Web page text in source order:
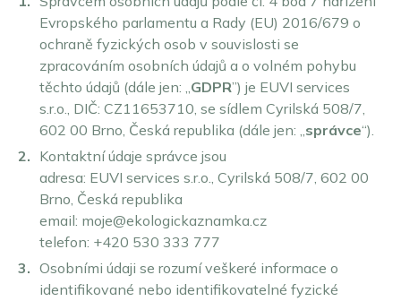
Objednat Umweltplakette
Augsburg
Berlín
Bonn
Brémy
Cáchy
Darmstadt
Dortmund
Drážďany
Grenoble
Chambéry
Lille
Lyon
Marseille
Paříž
Štrasburk
Toulouse
Velká Paříž
Všechny francouzské ekologické zóny
Burgenland
Horní Rakousko
Štýrsko
Tyrolsko
Vídeň a okolí
Všechny rakouské ekologické zóny
English
Deutsch
Slovenčina
Evropského parlamentu a Rady (EU) 2016/679 o
ochraně fyzických osob v souvislosti se
zpracováním osobních údajů a o volném pohybu
těchto údajů (dále jen: „GDPR”) je EUVI services
s.r.o., DIČ: CZ11653710, se sídlem Cyrilská 508/7,
602 00 Brno, Česká republika (dále jen: „správce“).
Kontaktní údaje správce jsou
adresa: EUVI services s.r.o., Cyrilská 508/7, 602 00
Brno, Česká republika
email: moje@ekologickaznamka.cz
telefon: +420 530 333 777
Osobními údaji se rozumí veškeré informace o
identifikované nebo identifikovatelné fyzické